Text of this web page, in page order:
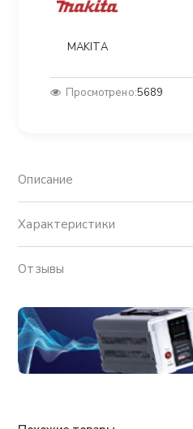
MAKITA
Просмотрено:5689
Описание
Характеристики
Отзывы